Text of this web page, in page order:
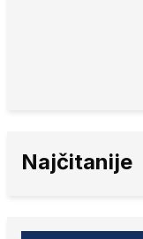
Najčitanije